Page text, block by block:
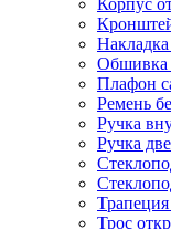
Накладка
Обшивка
Плафон
Ремень
Ручка
Ручка
Трапеция
Трос